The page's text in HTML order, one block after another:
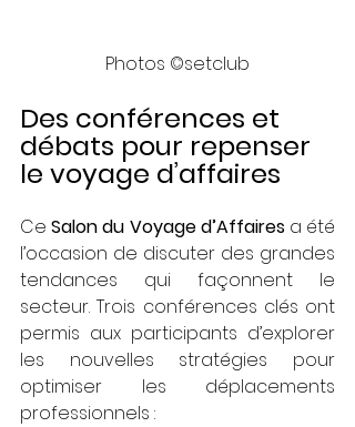
Photos ©setclub
Des conférences et
débats pour repenser
le voyage d’affaires
Ce Salon du Voyage d’Affaires a été
l’occasion de discuter des grandes
tendances qui façonnent le
secteur. Trois conférences clés ont
permis aux participants d’explorer
les nouvelles stratégies pour
optimiser les déplacements
professionnels :